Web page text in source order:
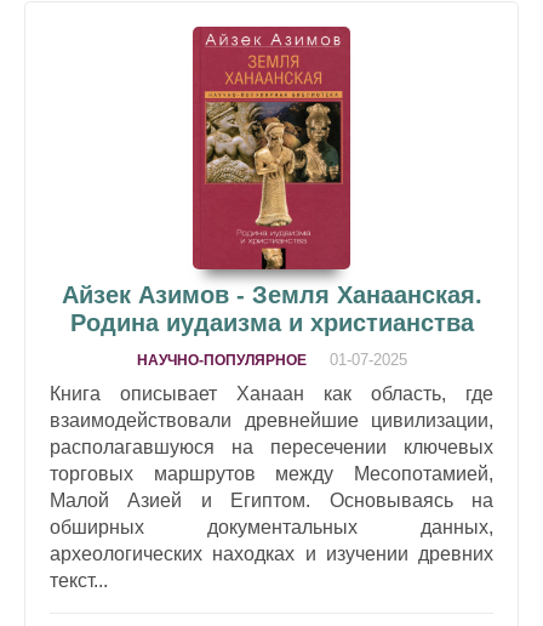
Айзек Азимов - Земля Ханаанская.
Родина иудаизма и христианства
НАУЧНО-ПОПУЛЯРНОЕ 01-07-2025
Книга описывает Ханаан как область, где
взаимодействовали древнейшие цивилизации,
располагавшуюся на пересечении ключевых
торговых маршрутов между Месопотамией,
Малой Азией и Египтом. Основываясь на
обширных документальных данных,
археологических находках и изучении древних
текст...